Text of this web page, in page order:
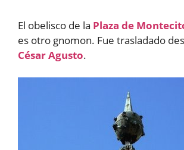
El obelisco de la Plaza de
es otro gnomon. Fue trasladado
César Agusto.